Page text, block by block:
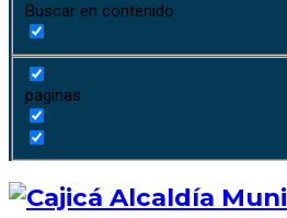
Buscar en contenido
paginas